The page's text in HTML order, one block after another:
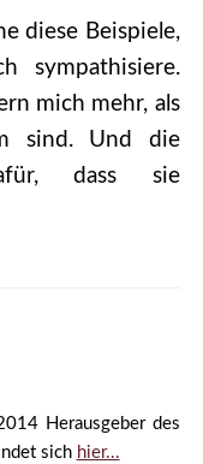
diese Beispiele,
sympathisiere.
mich mehr, als
sind. Und die
dass sie
Herausgeber des
sich hier...